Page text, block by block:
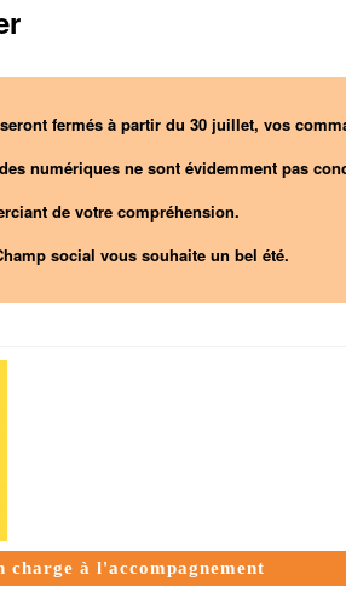
fermés à partir du 30 juillet, vos
numériques ne sont évidemment pas
de votre compréhension.
social vous souhaite un bel été.
charge à l'accompagnement